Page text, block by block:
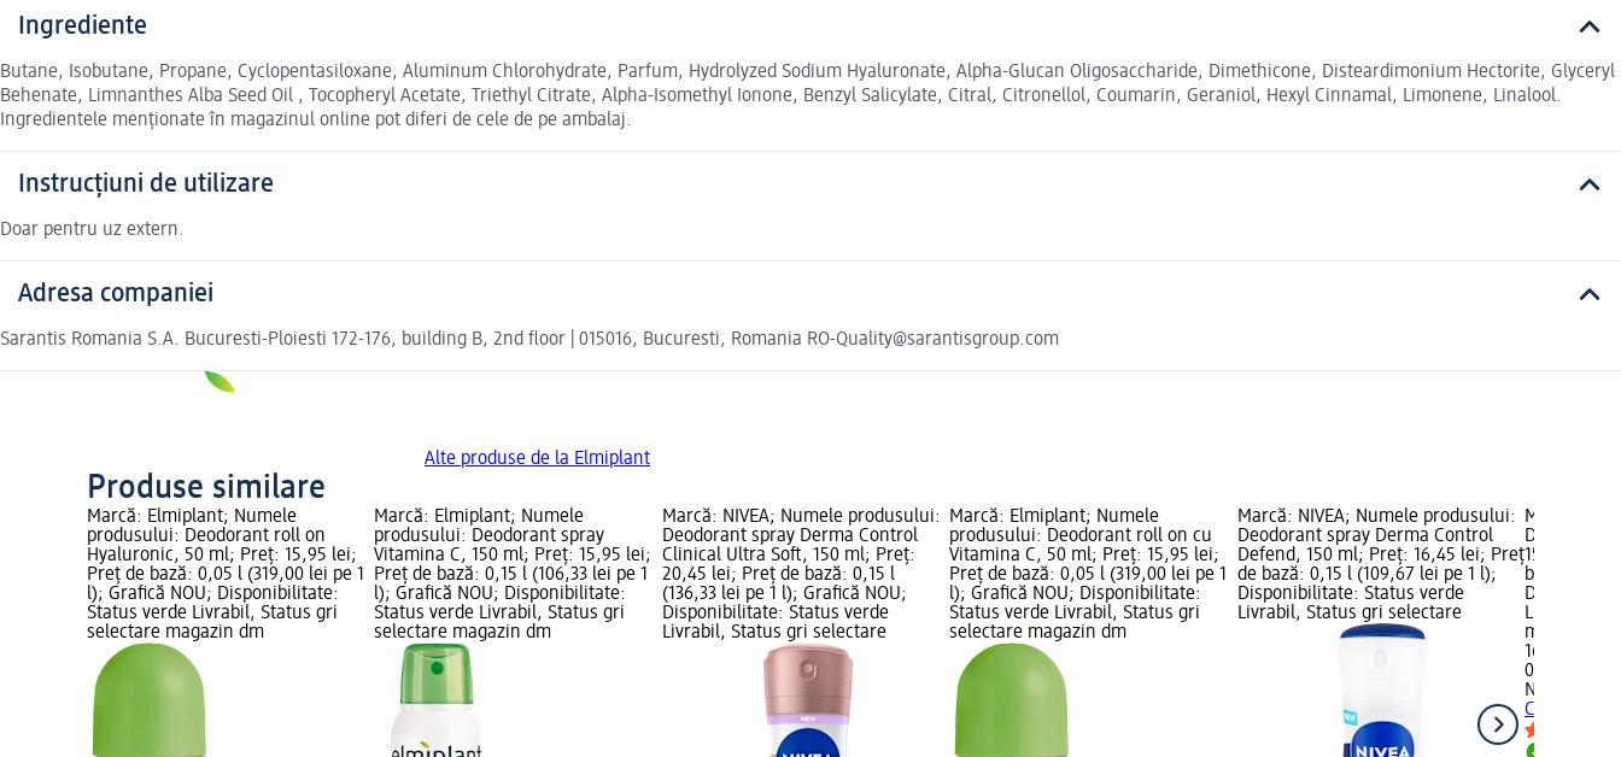
Ingrediente
Butane, Isobutane, Propane, Cyclopentasiloxane, Aluminum Chlorohydrate, Parfum, Hydrolyzed Sodium Hyaluronate, Alpha-Glucan Oligosaccharide, Dimethicone, Disteardimonium Hectorite, Glyceryl
Behenate, Limnanthes Alba Seed Oil , Tocopheryl Acetate, Triethyl Citrate, Alpha-Isomethyl Ionone, Benzyl Salicylate, Citral, Citronellol, Coumarin, Geraniol, Hexyl Cinnamal, Limonene, Linalool.
Ingredientele menționate în magazinul online pot diferi de cele de pe ambalaj.
Instrucțiuni de utilizare
Doar pentru uz extern.
Adresa companiei
Sarantis Romania S.A. Bucuresti-Ploiesti 172-176, building B, 2nd floor | 015016, Bucuresti, Romania RO-Quality@sarantisgroup.com
Alte produse de la Elmiplant
Produse similare
Marcă: Elmiplant; Numele
produsului: Deodorant roll on
Hyaluronic, 50 ml; Preț: 15,95 lei;
Preț de bază: 0,05 l (319,00 lei pe 1
l); Grafică NOU; Disponibilitate:
Status verde Livrabil, Status gri
selectare magazin dm
Marcă: Elmiplant; Numele
produsului: Deodorant spray
Vitamina C, 150 ml; Preț: 15,95 lei;
Preț de bază: 0,15 l (106,33 lei pe 1
l); Grafică NOU; Disponibilitate:
Status verde Livrabil, Status gri
selectare magazin dm
Marcă: NIVEA; Numele produsului:
Deodorant spray Derma Control
Clinical Ultra Soft, 150 ml; Preț:
20,45 lei; Preț de bază: 0,15 l
(136,33 lei pe 1 l); Grafică NOU;
Disponibilitate: Status verde
Livrabil, Status gri selectare
Marcă: Elmiplant; Numele
produsului: Deodorant roll on cu
Vitamina C, 50 ml; Preț: 15,95 lei;
Preț de bază: 0,05 l (319,00 lei pe 1
l); Grafică NOU; Disponibilitate:
Status verde Livrabil, Status gri
selectare magazin dm
Marcă: NIVEA; Numele produsului:
Deodorant spray Derma Control
Defend, 150 ml; Preț: 16,45 lei; Preț
de bază: 0,15 l (109,67 lei pe 1 l);
Disponibilitate: Status verde
Livrabil, Status gri selectare
Marcă:
Deodorant
150 ml;
bază: 0,15
Livrabil,
magazin
16,45 lei
0,15 l
NIVEA
Control,